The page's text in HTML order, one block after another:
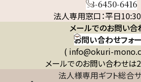
03-6450-6416
法人専用窓口：平日
メールでのお問い合
お問い合わせフォ
( info@okuri-
メールでのお問い合わせは
法人様専用ギフト総合